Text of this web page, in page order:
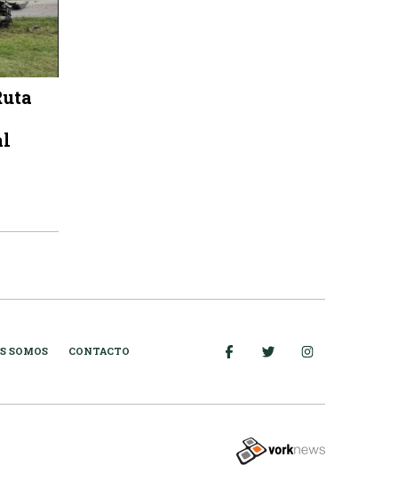
SOMOS CONTACTO